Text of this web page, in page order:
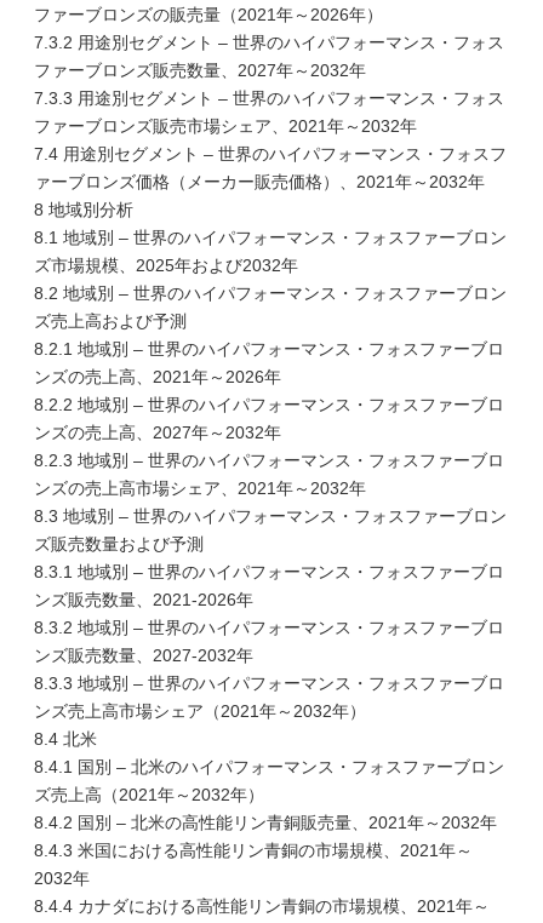
ファーブロンズの販売量（2021年～2026年）
7.3.2 用途別セグメント – 世界のハイパフォーマンス・フォス
ファーブロンズ販売数量、2027年～2032年
7.3.3 用途別セグメント – 世界のハイパフォーマンス・フォス
ファーブロンズ販売市場シェア、2021年～2032年
7.4 用途別セグメント – 世界のハイパフォーマンス・フォスフ
ァーブロンズ価格（メーカー販売価格）、2021年～2032年
8 地域別分析
8.1 地域別 – 世界のハイパフォーマンス・フォスファーブロン
ズ市場規模、2025年および2032年
8.2 地域別 – 世界のハイパフォーマンス・フォスファーブロン
ズ売上高および予測
8.2.1 地域別 – 世界のハイパフォーマンス・フォスファーブロ
ンズの売上高、2021年～2026年
8.2.2 地域別 – 世界のハイパフォーマンス・フォスファーブロ
ンズの売上高、2027年～2032年
8.2.3 地域別 – 世界のハイパフォーマンス・フォスファーブロ
ンズの売上高市場シェア、2021年～2032年
8.3 地域別 – 世界のハイパフォーマンス・フォスファーブロン
ズ販売数量および予測
8.3.1 地域別 – 世界のハイパフォーマンス・フォスファーブロ
ンズ販売数量、2021-2026年
8.3.2 地域別 – 世界のハイパフォーマンス・フォスファーブロ
ンズ販売数量、2027-2032年
8.3.3 地域別 – 世界のハイパフォーマンス・フォスファーブロ
ンズ売上高市場シェア（2021年～2032年）
8.4 北米
8.4.1 国別 – 北米のハイパフォーマンス・フォスファーブロン
ズ売上高（2021年～2032年）
8.4.2 国別 – 北米の高性能リン青銅販売量、2021年～2032年
8.4.3 米国における高性能リン青銅の市場規模、2021年～
2032年
8.4.4 カナダにおける高性能リン青銅の市場規模、2021年～